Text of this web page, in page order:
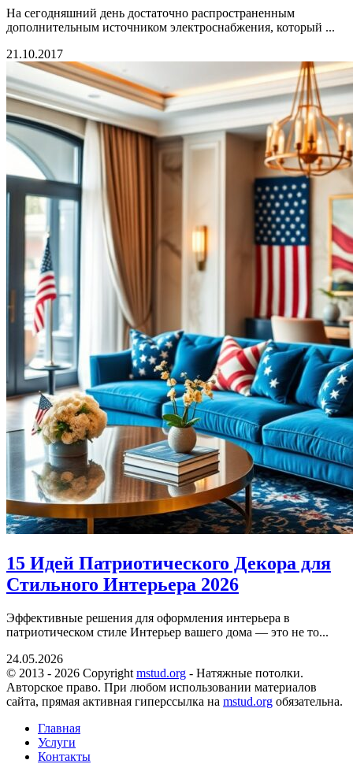
На сегодняшний день достаточно распространенным
дополнительным источником электроснабжения, который ...
21.10.2017
15 Идей Патриотического Декора для
Стильного Интерьера 2026
Эффективные решения для оформления интерьера в
патриотическом стиле Интерьер вашего дома — это не то...
24.05.2026
© 2013 - 2026 Copyright mstud.org - Натяжные потолки.
Авторское право. При любом использовании материалов
сайта, прямая активная гиперссылка на mstud.org обязательна.
Главная
Услуги
Контакты